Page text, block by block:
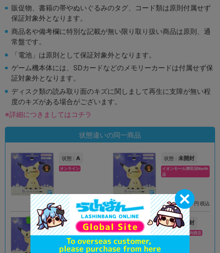
販促物、書籍の帯やぬいぐるみのタグ、コード類は原則付属せず
保証対象外となります。
商品名や備考欄に特別な記載が無い限り取り扱い商品は原則、通
常盤です。
「電池」は原則として保証対象外となります。
ゲーム機本体には、SDカードなどのメモリーカードは付属せず保
証対象外となります。
ディスク類の読み取り面のキズに関しまして再生に支障が無い程
度のキズがある場合がございます。
※詳細につきましてはコチラ
状態違いの同一商品
状態 : A
オンライン
品切状態 2,790円 税込
状態 : 未開封
イオンモール津田沼North
店
在庫あり 3,689円 税込
新入荷 状態 :未開封
スマーク伊勢崎店
状態 : 未開封
イオンモール新利府店